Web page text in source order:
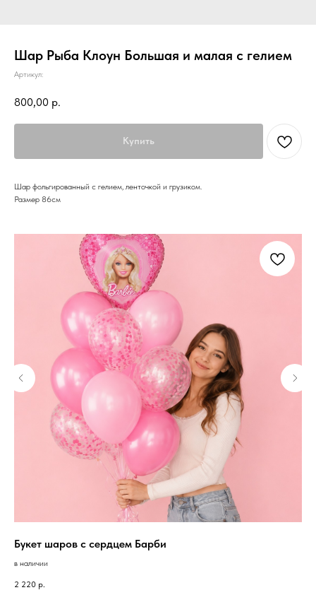
Шар Рыба Клоун Большая и малая с гелием
Артикул:
800,00 р.
Купить
Шар фольгированный с гелием, ленточкой и грузиком.
Размер 86см
Букет шаров с сердцем Барби
в наличии
2 220 р.